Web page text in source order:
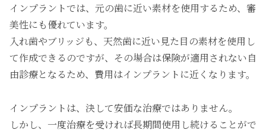
インプラントでは、元の歯に近い素材を使用するため、審
美性にも優れています。
入れ歯やブリッジも、天然歯に近い見た目の素材を使用し
て作成できるのですが、その場合は保険が適用されない自
由診療となるため、費用はインプラントに近くなります。
インプラントは、決して安価な治療ではありません。
しかし、一度治療を受ければ長期間使用し続けることがで